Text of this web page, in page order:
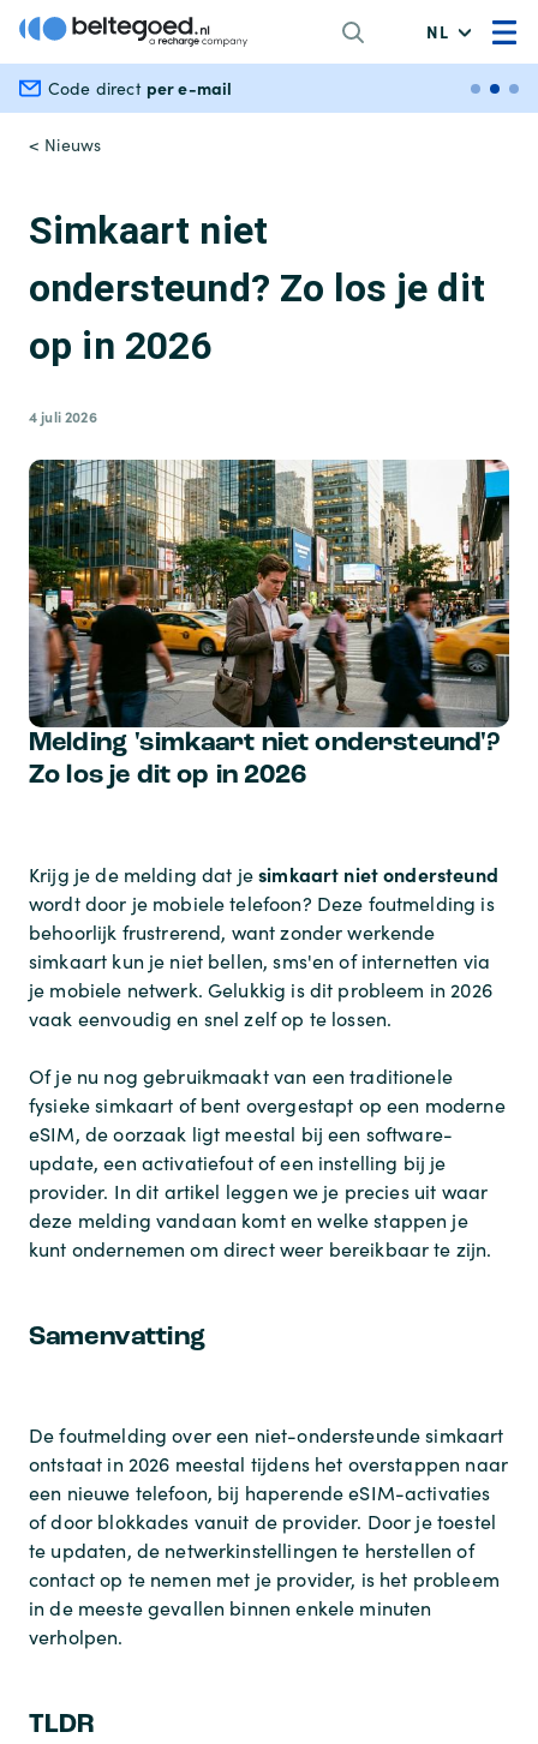
NL
Code direct per e-mail
< Nieuws
Simkaart niet
ondersteund? Zo los je dit
op in 2026
4 juli 2026
Melding 'simkaart niet ondersteund'?
Zo los je dit op in 2026
Krijg je de melding dat jesimkaart niet ondersteund
wordt door je mobiele telefoon? Deze foutmelding is
behoorlijk frustrerend, want zonder werkende
simkaart kun je niet bellen, sms'en of internetten via
je mobiele netwerk. Gelukkig is dit probleem in 2026
vaak eenvoudig en snel zelf op te lossen.
Of je nu nog gebruikmaakt van een traditionele
fysieke simkaart of bent overgestapt op een moderne
eSIM, de oorzaak ligt meestal bij een software-
update, een activatiefout of een instelling bij je
provider. In dit artikel leggen we je precies uit waar
deze melding vandaan komt en welke stappen je
kunt ondernemen om direct weer bereikbaar te zijn.
Samenvatting
De foutmelding over een niet-ondersteunde simkaart
ontstaat in 2026 meestal tijdens het overstappen naar
een nieuwe telefoon, bij haperende eSIM-activaties
of door blokkades vanuit de provider. Door je toestel
te updaten, de netwerkinstellingen te herstellen of
contact op te nemen met je provider, is het probleem
in de meeste gevallen binnen enkele minuten
verholpen.
TLDR